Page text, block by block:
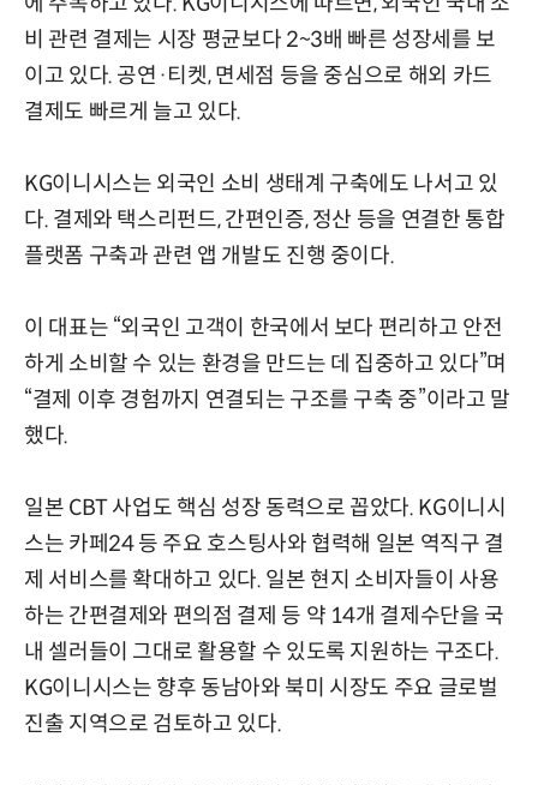
비 관련 결제는 시장 평균보다 2~3배 빠른 성장세를 보
이고 있다. 공연·티켓, 면세점 등을 중심으로 해외 카드
결제도 빠르게 늘고 있다.
KG이니시스는 외국인 소비 생태계 구축에도 나서고 있
다. 결제와 택스리펀드, 간편인증, 정산 등을 연결한 통합
플랫폼 구축과 관련 앱 개발도 진행 중이다.
이 대표는 “외국인 고객이 한국에서 보다 편리하고 안전
하게 소비할 수 있는 환경을 만드는 데 집중하고 있다”며
“결제 이후 경험까지 연결되는 구조를 구축 중”이라고 말
했다.
일본 CBT 사업도 핵심 성장 동력으로 꼽았다. KG이니시
스는 카페24 등 주요 호스팅사와 협력해 일본 역직구 결
제 서비스를 확대하고 있다. 일본 현지 소비자들이 사용
하는 간편결제와 편의점 결제 등 약 14개 결제수단을 국
내 셀러들이 그대로 활용할 수 있도록 지원하는 구조다.
KG이니시스는 향후 동남아와 북미 시장도 주요 글로벌
진출 지역으로 검토하고 있다.